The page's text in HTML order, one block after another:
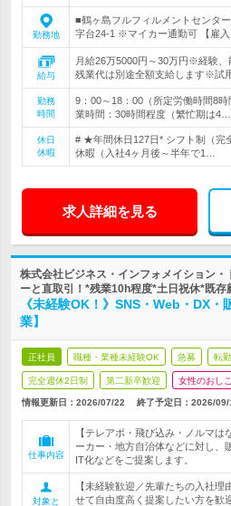
勤務地
■鶴ヶ島フルフィルメントセンタ
字台24-1 ※マイカー通勤可 【雇入
給与
月給26万5000円～30万円※経験
残業代は別途全額支給します※試
勤務
時間
9：00～18：00（所定労働時間8
業時間：30時間程度（繁忙期は4…
休日
休暇
# ★年間休日127日* シフト制（完
休暇（入社4ヶ月後～半年で1…
求人詳細を見る
株式会社ビジネス・インフォメイション
ーと直取引！*残業10h程度*土日祝休*既存
《未経験OK！》SNS・Web・DX・
業】
正社員 職種・業種未経験OK 急募 転
完全週休2日制 第二新卒歓迎 女性のおし
情報更新日：2026/07/22 終了予定日： 2026/09/
仕事内容
【テレアポ・飛び込み・ノルマ
ーカー・地方自治体などに対し、
IT化などをご提案します。
対象と
【未経験歓迎／先輩たちの入社
せて自由度高く提案したい方を歓